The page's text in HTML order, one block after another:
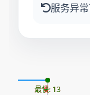
服务异
最慢: 13
最快: 13